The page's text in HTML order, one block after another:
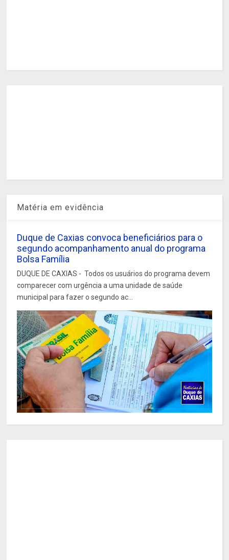
Matéria em evidência
Duque de Caxias convoca beneficiários para o
segundo acompanhamento anual do programa
Bolsa Família
DUQUE DE CAXIAS - Todos os usuários do programa devem
comparecer com urgência a uma unidade de saúde
municipal para fazer o segundo ac...